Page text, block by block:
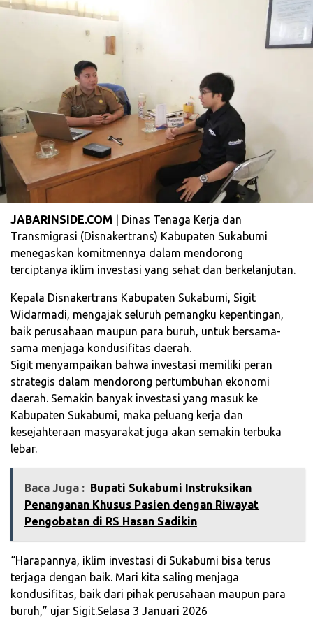
JABARINSIDE.COM | Dinas Tenaga Kerja dan
Transmigrasi (Disnakertrans) Kabupaten Sukabumi
menegaskan komitmennya dalam mendorong
terciptanya iklim investasi yang sehat dan berkelanjutan.
Kepala Disnakertrans Kabupaten Sukabumi, Sigit
Widarmadi, mengajak seluruh pemangku kepentingan,
baik perusahaan maupun para buruh, untuk bersama-
sama menjaga kondusifitas daerah.
Sigit menyampaikan bahwa investasi memiliki peran
strategis dalam mendorong pertumbuhan ekonomi
daerah. Semakin banyak investasi yang masuk ke
Kabupaten Sukabumi, maka peluang kerja dan
kesejahteraan masyarakat juga akan semakin terbuka
lebar.
Baca Juga : Bupati Sukabumi Instruksikan
Penanganan Khusus Pasien dengan Riwayat
Pengobatan di RS Hasan Sadikin
“Harapannya, iklim investasi di Sukabumi bisa terus
terjaga dengan baik. Mari kita saling menjaga
kondusifitas, baik dari pihak perusahaan maupun para
buruh,” ujar Sigit.Selasa 3 Januari 2026